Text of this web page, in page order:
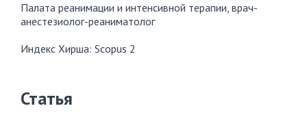
Палата реанимации и интенсивной терапии, врач-
анестезиолог-реаниматолог
Индекс Хирша: Scopus 2
Статья